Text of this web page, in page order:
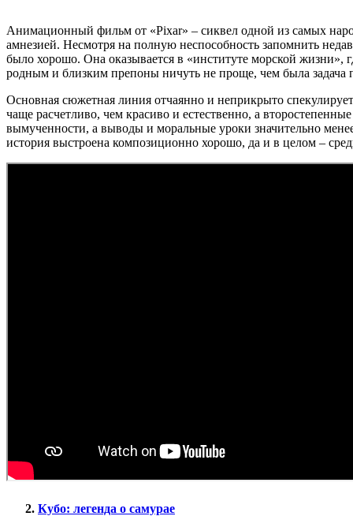
Анимационный фильм от «Pixar» – сиквел одной из самых
амнезией. Несмотря на полную неспособность запомнить
было хорошо. Она оказывается в «институте морской жизни»,
родным и близким препоны ничуть не проще, чем была задача
Основная сюжетная линия отчаянно и неприкрыто
чаще расчетливо, чем красиво и естественно, а
вымученности, а выводы и моральные уроки значительно
история выстроена композиционно хорошо, да и в целом –
Кубо: легенда о самурае